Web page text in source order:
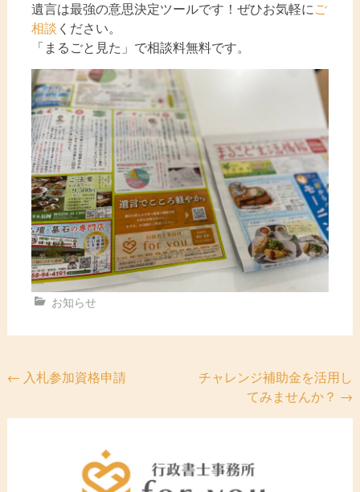
遺言は最強の意思決定ツールです！ぜひお気軽にご
相談 ください。
「まるごと見た」で相談料無料です。
お知らせ
投
← 入札参加資格申請
チャレンジ補助金を活用し
てみませんか？ →